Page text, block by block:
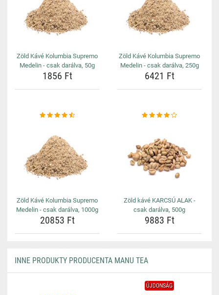
Zöld Kávé Kolumbia Supremo
Medelin - csak darálva, 50g
1856 Ft
Zöld Kávé Kolumbia Supremo
Medelin - csak darálva, 250g
6421 Ft
Zöld Kávé Kolumbia Supremo
Medelin - csak darálva, 1000g
20853 Ft
Zöld kávé KARCSÚ ALAK -
csak darálva, 500g
9883 Ft
INNE PRODUKTY PRODUCENTA MANU TEA
ÚJDONSÁG